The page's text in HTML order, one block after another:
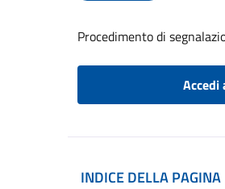
Procedimento di
Accedi
INDICE DELLA PAGINA